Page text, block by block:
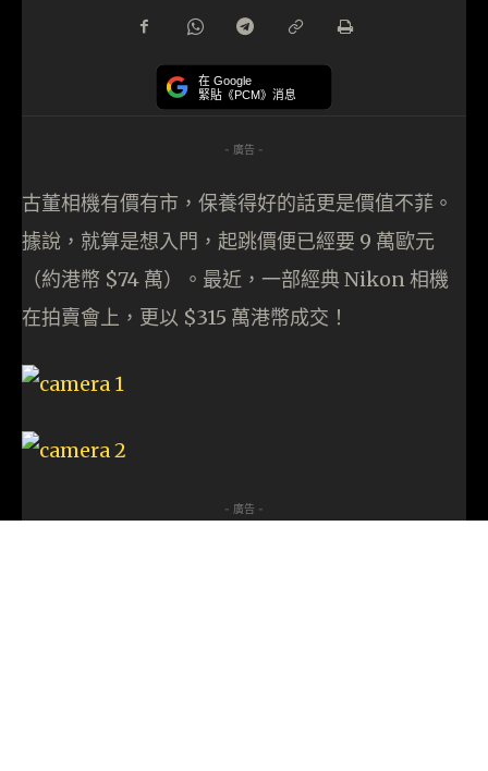
在 Google
緊貼《PCM》消息
- 廣告 -
古董相機有價有市，保養得好的話更是價值不菲。
據說，就算是想入門，起跳價便已經要 9 萬歐元
（約港幣 $74 萬）。最近，一部經典 Nikon 相機
在拍賣會上，更以 $315 萬港幣成交！
- 廣告 -